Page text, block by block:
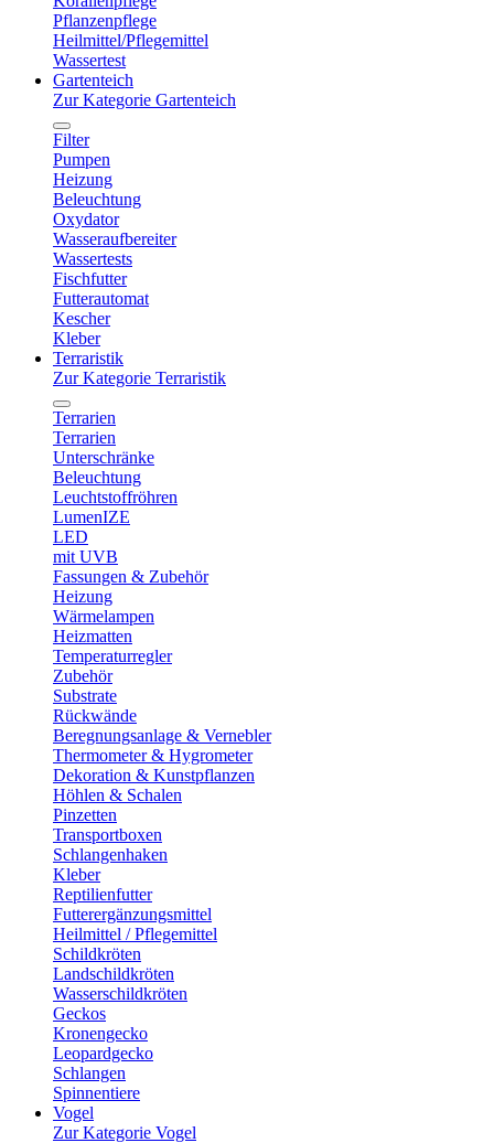
Pflanzenpflege
Heilmittel/Pflegemittel
Wassertest
Gartenteich
Zur Kategorie Gartenteich
Filter
Pumpen
Heizung
Beleuchtung
Oxydator
Wasseraufbereiter
Wassertests
Fischfutter
Futterautomat
Kescher
Kleber
Terraristik
Zur Kategorie Terraristik
Terrarien
Terrarien
Unterschränke
Beleuchtung
Leuchtstoffröhren
LumenIZE
LED
mit UVB
Fassungen & Zubehör
Heizung
Wärmelampen
Heizmatten
Temperaturregler
Zubehör
Substrate
Rückwände
Beregnungsanlage & Vernebler
Thermometer & Hygrometer
Dekoration & Kunstpflanzen
Höhlen & Schalen
Pinzetten
Transportboxen
Schlangenhaken
Kleber
Reptilienfutter
Futterergänzungsmittel
Heilmittel / Pflegemittel
Schildkröten
Landschildkröten
Wasserschildkröten
Geckos
Kronengecko
Leopardgecko
Schlangen
Spinnentiere
Vogel
Zur Kategorie Vogel